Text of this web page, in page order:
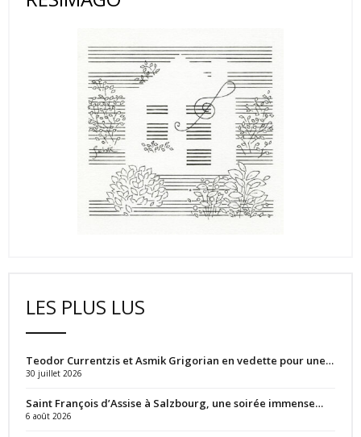
LES PLUS LUS
Teodor Currentzis et Asmik Grigorian en vedette pour une…
30 juillet 2026
Saint François d’Assise à Salzbourg, une soirée immense…
6 août 2026